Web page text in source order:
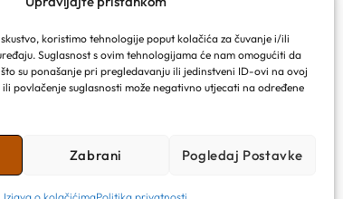
koristimo tehnologije poput kolačića za čuvanje i/ili
Suglasnost s ovim tehnologijama će nam omogućiti da
su ponašanje pri pregledavanju ili jedinstveni ID-ovi na ovoj
povlačenje suglasnosti može negativno utjecati na određene
Zabrani Pogledaj Postavke
16
info.hr
002/+385 21 650 076